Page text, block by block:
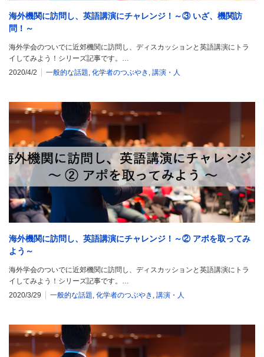
海外機関に訪問し、英語講演にチャレンジ！～③ いざ、機関訪
問！～
海外学会のついでに近郊機関に訪問し、ディスカッションと英語講演にトラ
イしてみよう！シリーズ記事です。…
2020/4/2
一般的な話題, 化学者のつぶやき , 講演・人
海外機関に訪問し、英語講演にチャレンジ！～② アポを取ってみ
よう～
海外学会のついでに近郊機関に訪問し、ディスカッションと英語講演にトラ
イしてみよう！シリーズ記事です。…
2020/3/29
一般的な話題, 化学者のつぶやき , 講演・人